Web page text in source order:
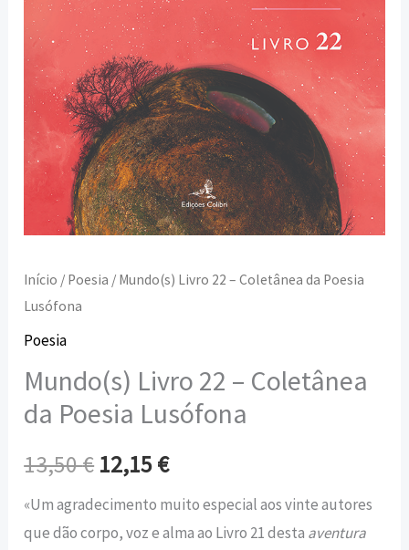
Início / Poesia / Mundo(s) Livro 22 – Coletânea da Poesia
Lusófona
Poesia
Mundo(s) Livro 22 – Coletânea
da Poesia Lusófona
13,50€ 12,15€
«Um agradecimento muito especial aos vinte autores
que dão corpo, voz e alma ao Livro 21 desta aventura